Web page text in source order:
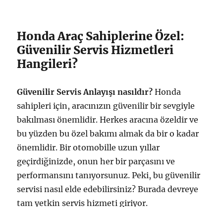
Honda Araç Sahiplerine Özel:
Güvenilir Servis Hizmetleri
Hangileri?
Güvenilir Servis Anlayışı nasıldır? Honda
sahipleri için, aracınızın güvenilir bir sevgiyle
bakılması önemlidir. Herkes aracına özeldir ve
bu yüzden bu özel bakımı almak da bir o kadar
önemlidir. Bir otomobille uzun yıllar
geçirdiğinizde, onun her bir parçasını ve
performansını tanıyorsunuz. Peki, bu güvenilir
servisi nasıl elde edebilirsiniz? Burada devreye
tam yetkin servis hizmeti giriyor.